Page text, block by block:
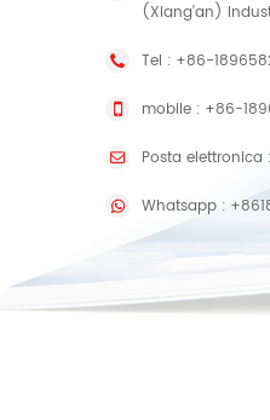
(Xiang'an)
Tel : +86-
mobile : +86-
Posta elettronica :
Whatsapp :